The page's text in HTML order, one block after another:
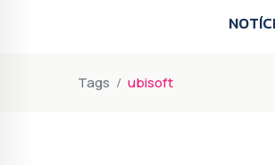
Tags ubisoft